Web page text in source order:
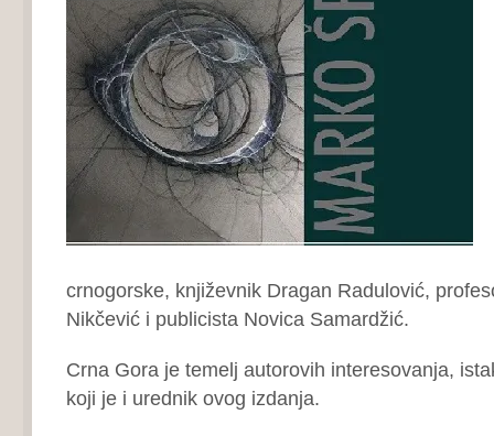
crnogorske, književnik Dragan Radulović,
Nikčević i publicista Novica Samardžić.
Crna Gora je temelj autorovih interesovanja,
koji je i urednik ovog izdanja.